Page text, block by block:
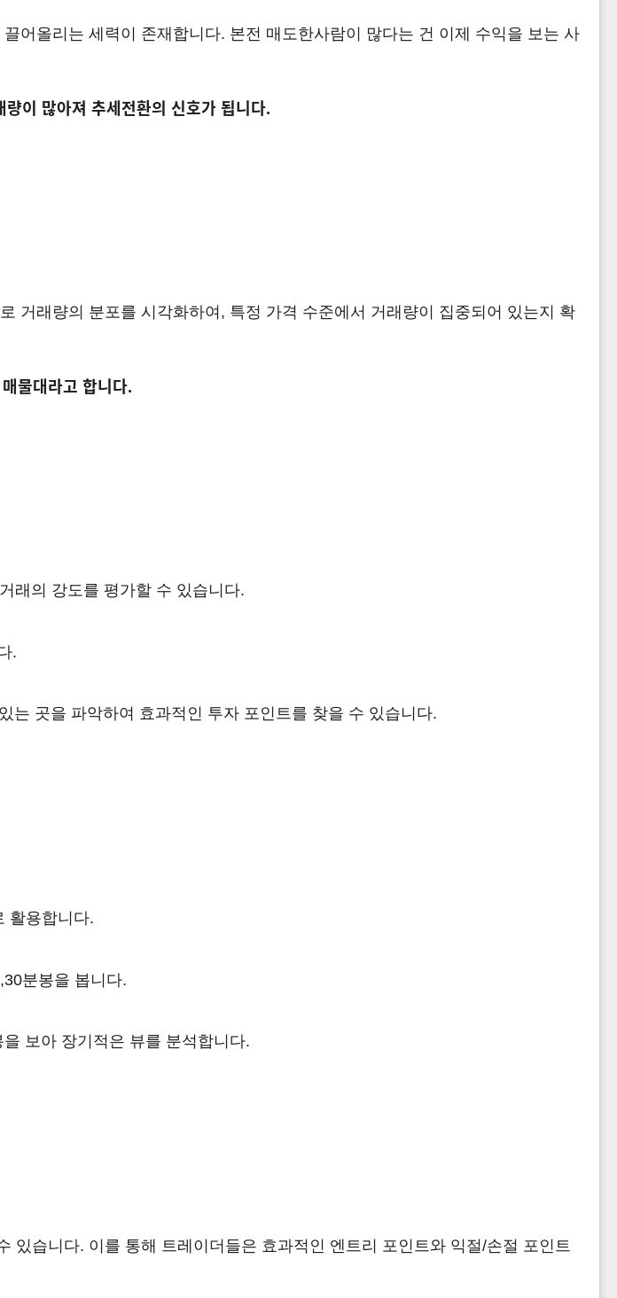
어올리는 세력이 존재합니다. 본전 매도한사람이 많다는 건 이제 수익을 보는 사
이 많아져 추세전환의 신호가 됩니다.
거래량의 분포를 시각화하여, 특정 가격 수준에서 거래량이 집중되어 있는지 확
물대라고 합니다.
래의 강도를 평가할 수 있습니다.
.
는 곳을 파악하여 효과적인 투자 포인트를 찾을 수 있습니다.
활용합니다.
분봉을 봅니다.
보아 장기적은 뷰를 분석합니다.
습니다. 이를 통해 트레이더들은 효과적인 엔트리 포인트와 익절/손절 포인트